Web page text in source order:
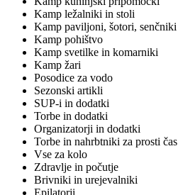
Kamp ležalniki in stoli
Kamp paviljoni, šotori, senčniki
Kamp pohištvo
Kamp svetilke in komarniki
Kamp žari
Posodice za vodo
Sezonski artikli
SUP-i in dodatki
Torbe in dodatki
Organizatorji in dodatki
Torbe in nahrbtniki za prosti čas
Vse za kolo
Zdravlje in počutje
Brivniki in urejevalniki
Epilatorji